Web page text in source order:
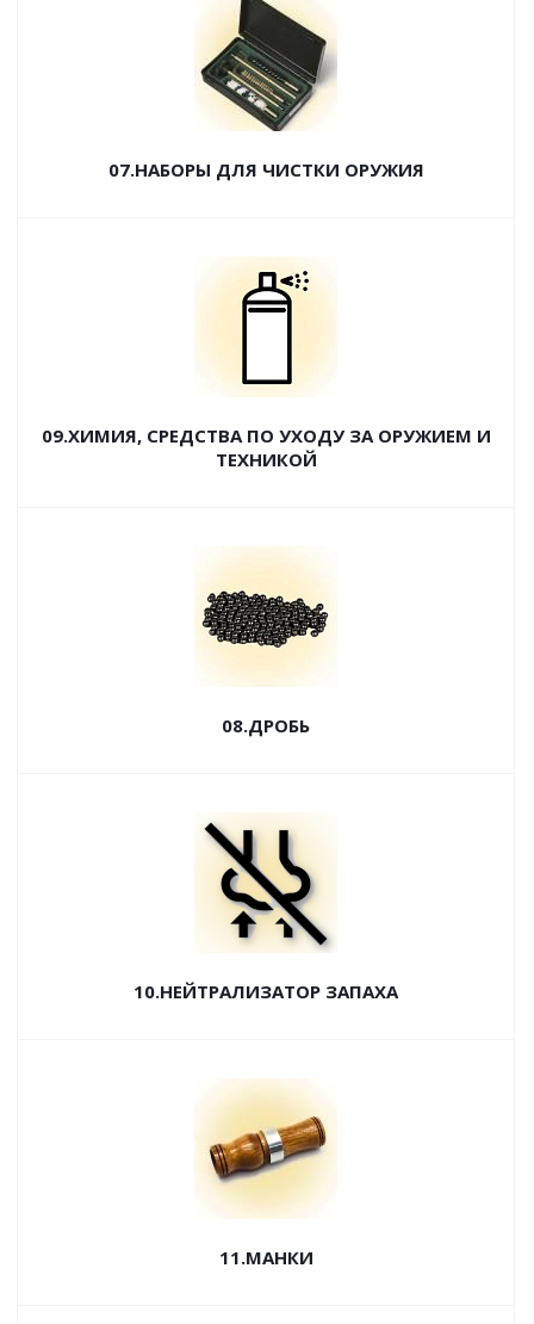
07.НАБОРЫ ДЛЯ ЧИСТКИ ОРУЖИЯ
09.ХИМИЯ, СРЕДСТВА ПО УХОДУ ЗА ОРУЖИЕМ И
ТЕХНИКОЙ
08.ДРОБЬ
10.НЕЙТРАЛИЗАТОР ЗАПАХА
11.МАНКИ